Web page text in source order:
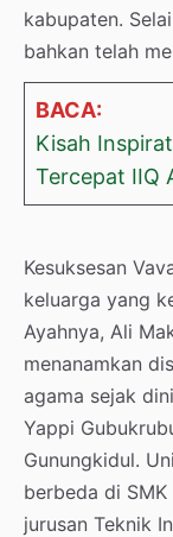
kabupaten.
bahkan telah
BACA:
Kisah
Tercepat IIQ
Kesuksesan
keluarga yang
Ayahnya, Ali
menanamkan
agama sejak
Yappi
Gunungkidul.
berbeda di
jurusan Teknik